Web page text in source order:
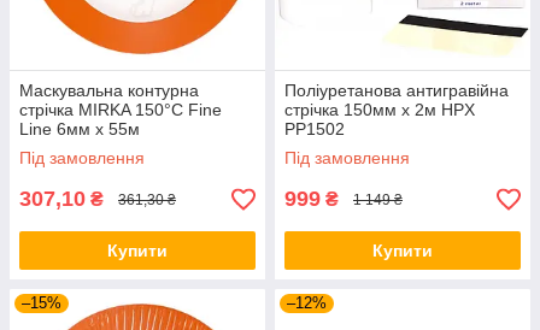
Маскувальна контурна
стрічка MIRKA 150°C Fine
Line 6мм х 55м
Під замовлення
307,10 ₴ 361,30 ₴
Купити
Поліуретанова антигравійна
стрічка 150мм x 2м HPX
PP1502
Під замовлення
999 ₴ 1 149 ₴
Купити
–15% –12%